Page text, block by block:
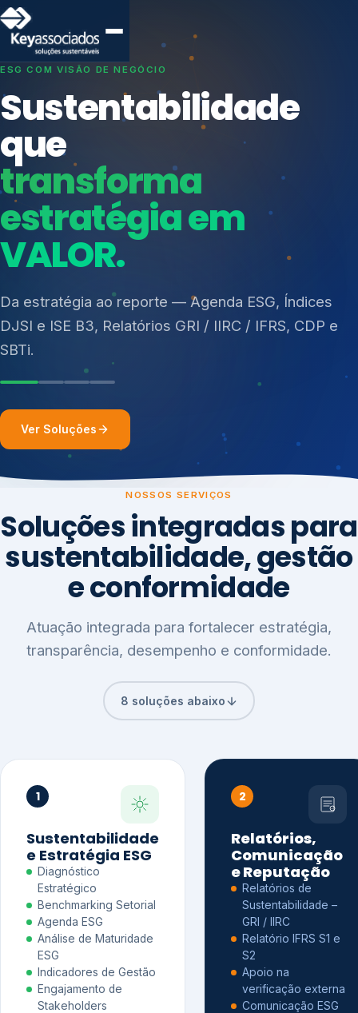
SISTEMAS DE GESTÃO OTIMIZADOS E INTEGRADOS
Conformidade que
protege seu
negócio.
Consultoria, auditoria e treinamentos em ISO 27001,
ISO 27701, ISO 42001, ISO 37001, ISO 9001, ISO
resíduos sólidos (PGRS/PMGRS).
Índices de Mercado
Mudanças Climáticas
Reputação e Cadeia
Reporte Regulatório
Ver Soluções
NOSSOS SERVIÇOS
Soluções integradas para
sustentabilidade, gestão
e conformidade
Atuação integrada para fortalecer estratégia,
transparência, desempenho e conformidade.
8 soluções abaixo
1
Sustentabilidade
e Estratégia ESG
Diagnóstico
Estratégico
Benchmarking Setorial
Agenda ESG
Análise de Maturidade
ESG
Indicadores de Gestão
Engajamento de
Stakeholders
2
Relatórios,
Comunicação
e Reputação
Relatórios de
Sustentabilidade –
GRI / IIRC
Relatório IFRS S1 e
S2
Apoio na
verificação externa
Comunicação ESG